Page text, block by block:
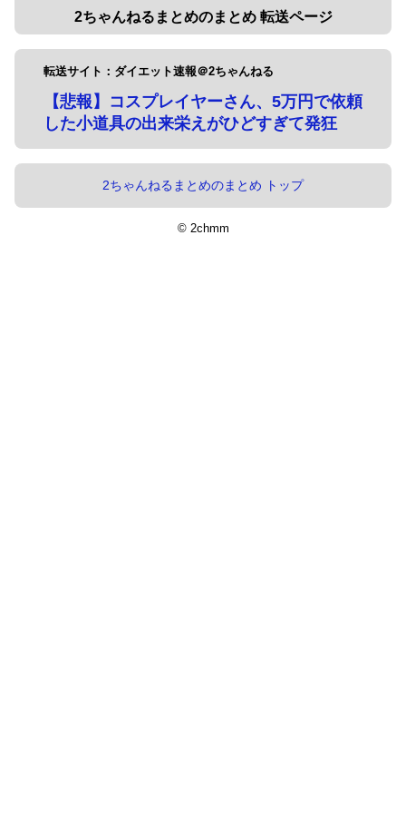
2ちゃんねるまとめのまとめ 転送ページ
転送サイト：ダイエット速報＠2ちゃんねる
【悲報】コスプレイヤーさん、5万円で依頼
した小道具の出来栄えがひどすぎて発狂
2ちゃんねるまとめのまとめ トップ
© 2chmm